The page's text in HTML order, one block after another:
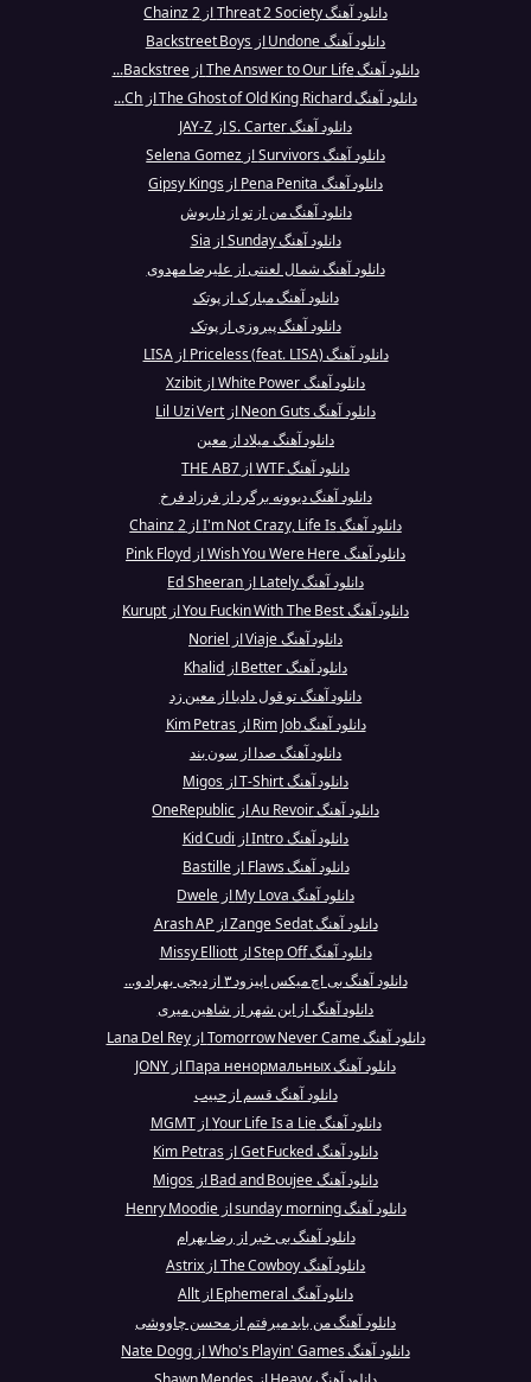
دانلود آهنگ Threat 2 Society از 2 Chainz
دانلود آهنگ Undone از Backstreet Boys
دانلود آهنگ The Answer to Our Life از Backstree...
دانلود آهنگ The Ghost of Old King Richard از Ch...
دانلود آهنگ S. Carter از JAY-Z
دانلود آهنگ Survivors از Selena Gomez
دانلود آهنگ Pena Penita از Gipsy Kings
دانلود آهنگ من از تو از داریوش
دانلود آهنگ Sunday از Sia
دانلود آهنگ شمال لعنتی از علیرضا مهدوی
دانلود آهنگ مبارک از پوتک
دانلود آهنگ پیروزی از پوتک
دانلود آهنگ Priceless (feat. LISA) از LISA
دانلود آهنگ White Power از Xzibit
دانلود آهنگ Neon Guts از Lil Uzi Vert
دانلود آهنگ میلاد از معین
دانلود آهنگ WTF از THE AB7
دانلود آهنگ دیوونه برگرد از فرزاد فرخ
دانلود آهنگ I'm Not Crazy, Life Is از 2 Chainz
دانلود آهنگ Wish You Were Here از Pink Floyd
دانلود آهنگ Lately از Ed Sheeran
دانلود آهنگ You Fuckin With The Best از Kurupt
دانلود آهنگ Viaje از Noriel
دانلود آهنگ Better از Khalid
دانلود آهنگ تو قول دادیا از معین زد
دانلود آهنگ Rim Job از Kim Petras
دانلود آهنگ صدا از سون بند
دانلود آهنگ T-Shirt از Migos
دانلود آهنگ Au Revoir از OneRepublic
دانلود آهنگ Intro از Kid Cudi
دانلود آهنگ Flaws از Bastille
دانلود آهنگ My Lova از Dwele
دانلود آهنگ Zange Sedat از Arash AP
دانلود آهنگ Step Off از Missy Elliott
دانلود آهنگ بی اچ میکس اپیزود ۳ از دیجی بهراد و...
دانلود آهنگ از این شهر از شاهین میری
دانلود آهنگ Tomorrow Never Came از Lana Del Rey
دانلود آهنگ Пара ненормальных از JONY
دانلود آهنگ قسم از حبیب
دانلود آهنگ Your Life Is a Lie از MGMT
دانلود آهنگ Get Fucked از Kim Petras
دانلود آهنگ Bad and Boujee از Migos
دانلود آهنگ sunday morning از Henry Moodie
دانلود آهنگ بی خبر از رضا بهرام
دانلود آهنگ The Cowboy از Astrix
دانلود آهنگ Ephemeral از Allt
دانلود آهنگ من باید میرفتم از محسن چاووشی
دانلود آهنگ Who's Playin' Games از Nate Dogg